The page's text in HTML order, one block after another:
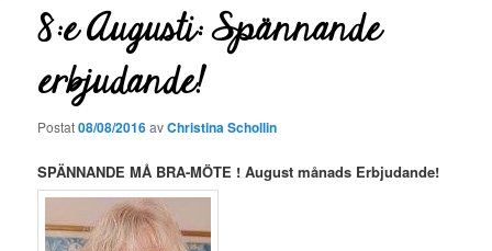
8:e Augusti: Spännande
erbjudande!
Postat08/08/2016avChristina Schollin
SPÄNNANDE MÅ BRA-MÖTE ! August månads Erbjudande!